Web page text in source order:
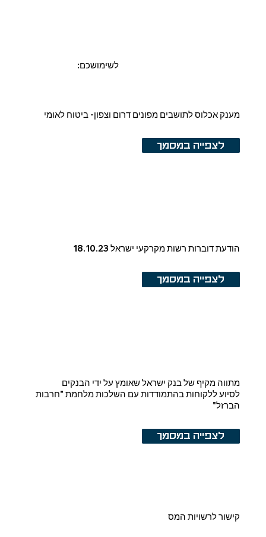
:לשימושכם
מענק אכלוס לתושבים מפונים דרום וצפון- ביטוח לאומי
לצפייה במסמך
הודעת דוברות רשות מקרקעי ישראל 18.10.23
לצפייה במסמך
מתווה מקיף של בנק ישראל שאומץ על ידי הבנקים
לסיוע ללקוחות בהתמודדות עם השלכות מלחמת "חרבות
הברזל"
לצפייה במסמך
קישור לרשויות המס